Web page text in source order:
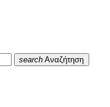
search Αναζήτηση